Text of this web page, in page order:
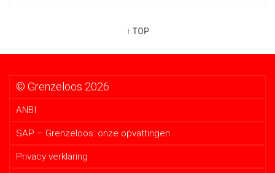
↑ TOP
© Grenzeloos 2026
ANBI
SAP – Grenzeloos: onze opvattingen
Privacy verklaring